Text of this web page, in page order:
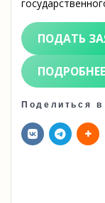
ПОДАТЬ
Поделиться